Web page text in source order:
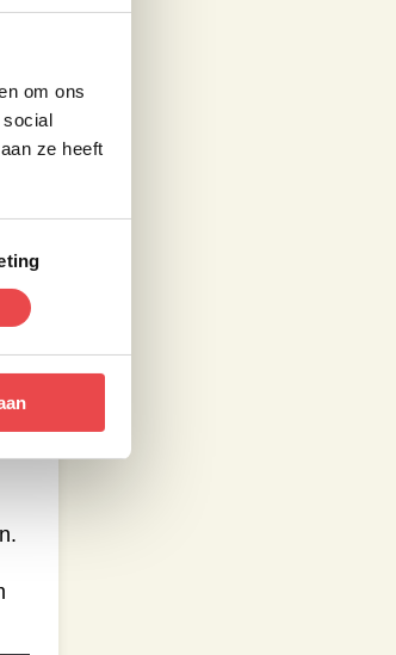
om ons
social
ze heeft